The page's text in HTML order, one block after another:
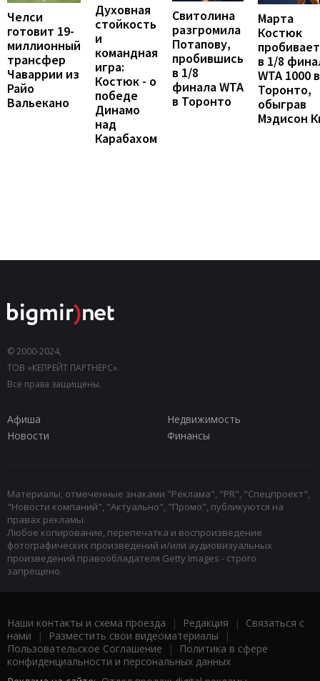
Челси
готовит 19-
миллионный
трансфер
Чаваррии из
Райо
Вальекано
Духовная
стойкость
и
командная
игра:
Костюк - о
победе
Динамо
над
Карабахом
Свитолина
разгромила
Потапову,
пробившись
в 1/8
финала WTA
в Торонто
Марта
Костюк
в 1/8
WTA 1000 в
Торонто,
обыграв
Мэдисон
© 2000-2024,
ТОВ «КЕПРЕЙТ ПАРТНЕРС».
Все права защищены.
Афиша
Недвижимость
Новости
Финансы
Материалы, отмеченные знаками "Реклама", "PR", "Спецпроект",
"Новости компаний", "Актуально", "Промо", публикуются на
правах рекламы.
Любое копирование, перепечатка и воспроизведение
фотографических произведений и/или аудиовизуальных
произведений правообладателя Getty Images - строго
запрещено.
Наши контакты и схема проезда | Редакция | Связаться с
нами | Разместить свои видеоматериалы |
Пользовательское Соглашение |
Политика в сфере
конфиденциальности и персональных данных